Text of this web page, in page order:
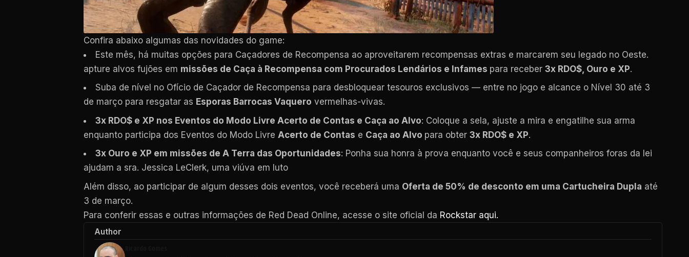
Confira abaixo algumas das novidades do game:
Este mês, há muitas opções para Caçadores de Recompensa ao aproveitarem recompensas extras e marcarem seu legado no Oeste.
apture alvos fujões em missões de Caça à Recompensa com Procurados Lendários e Infames para receber 3x RDO$, Ouro e XP.
Suba de nível no Ofício de Caçador de Recompensa para desbloquear tesouros exclusivos — entre no jogo e alcance o Nível 30 até 3
de março para resgatar as Esporas Barrocas Vaquero vermelhas-vivas.
3x RDO$ e XP nos Eventos do Modo Livre Acerto de Contas e Caça ao Alvo: Coloque a sela, ajuste a mira e engatilhe sua arma
enquanto participa dos Eventos do Modo Livre Acerto de Contas e Caça ao Alvo para obter 3x RDO$ e XP.
3x Ouro e XP em missões de A Terra das Oportunidades: Ponha sua honra à prova enquanto você e seus companheiros foras da lei
ajudam a sra. Jessica LeClerk, uma viúva em luto
Além disso, ao participar de algum desses dois eventos, você receberá uma Oferta de 50% de desconto em uma Cartucheira Dupla até
3 de março.
Para conferir essas e outras informações de Red Dead Online, acesse o site oficial da Rockstar aqui.
Author